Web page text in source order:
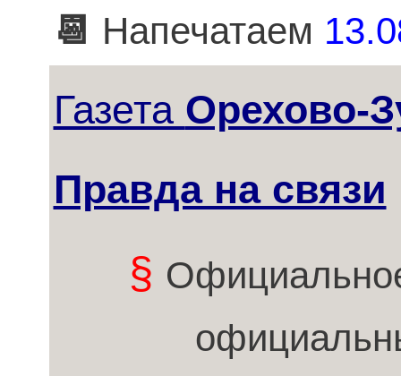
📆 Напечатаем
Газета Орехово-
Правда на связи
§